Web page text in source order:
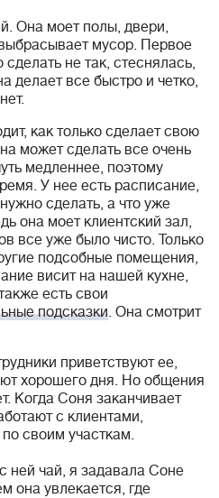
Она моет полы, двери,
мусор. Первое
не так, стеснялась,
делает все быстро и четко,
как только сделает свою
может сделать все очень
медленнее, поэтому
У нее есть расписание,
сделать, а что уже
она моет клиентский зал,
все уже было чисто. Только
подсобные помещения,
висит на нашей кухне,
есть свои
подсказки. Она смотрит
приветствуют ее,
хорошего дня. Но общения
Когда Соня заканчивает
с клиентами,
своим участкам.
ней чай, я задавала Соне
она увлекается, где